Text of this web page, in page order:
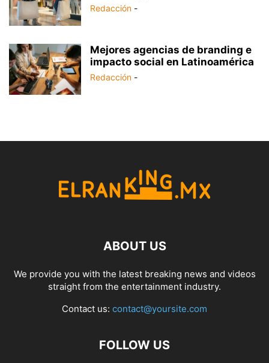
Redacción -
Mejores agencias de branding e
impacto social en Latinoamérica
Redacción -
ABOUT US
We provide you with the latest breaking news and videos
straight from the entertainment industry.
Contact us: contact@yoursite.com
FOLLOW US